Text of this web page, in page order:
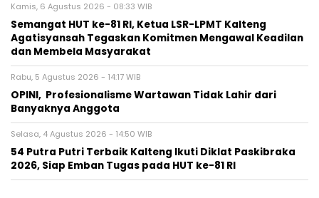
Kamis, 6 Agustus 2026 - 08:33 WIB
Semangat HUT ke-81 RI, Ketua LSR-LPMT Kalteng
Agatisyansah Tegaskan Komitmen Mengawal Keadilan
dan Membela Masyarakat
Rabu, 5 Agustus 2026 - 14:17 WIB
OPINI, Profesionalisme Wartawan Tidak Lahir dari
Banyaknya Anggota
Selasa, 4 Agustus 2026 - 14:50 WIB
54 Putra Putri Terbaik Kalteng Ikuti Diklat Paskibraka
2026, Siap Emban Tugas pada HUT ke-81 RI